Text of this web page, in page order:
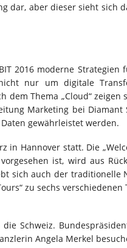
dar, aber dieser sieht sich
2016 moderne Strategien
nur um digitale
dem Thema „Cloud“
Marketing bei
gewährleistet werden.
in Hannover statt. Die
ist, wird aus
sich auch der traditionelle
zu sechs
Schweiz.
Angela Merkel